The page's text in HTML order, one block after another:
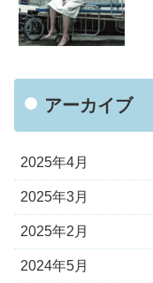
アーカイブ
2025年4月
2025年3月
2025年2月
2024年5月